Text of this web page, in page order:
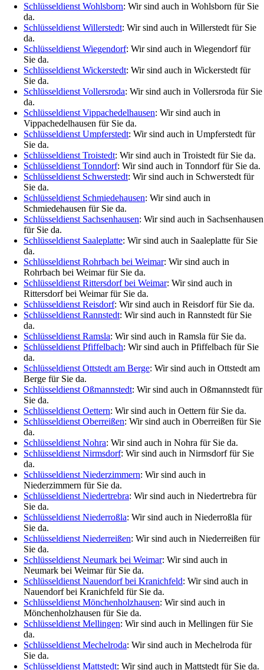
Schlüsseldienst Wohlsborn: Wir sind auch in Wohlsborn für Sie
da.
Schlüsseldienst Willerstedt: Wir sind auch in Willerstedt für Sie
da.
Schlüsseldienst Wiegendorf: Wir sind auch in Wiegendorf für
Sie da.
Schlüsseldienst Wickerstedt: Wir sind auch in Wickerstedt für
Sie da.
Schlüsseldienst Vollersroda: Wir sind auch in Vollersroda für Sie
da.
Schlüsseldienst Vippachedelhausen: Wir sind auch in
Vippachedelhausen für Sie da.
Schlüsseldienst Umpferstedt: Wir sind auch in Umpferstedt für
Sie da.
Schlüsseldienst Troistedt: Wir sind auch in Troistedt für Sie da.
Schlüsseldienst Tonndorf: Wir sind auch in Tonndorf für Sie da.
Schlüsseldienst Schwerstedt: Wir sind auch in Schwerstedt für
Sie da.
Schlüsseldienst Schmiedehausen: Wir sind auch in
Schmiedehausen für Sie da.
Schlüsseldienst Sachsenhausen: Wir sind auch in Sachsenhausen
für Sie da.
Schlüsseldienst Saaleplatte: Wir sind auch in Saaleplatte für Sie
da.
Schlüsseldienst Rohrbach bei Weimar: Wir sind auch in
Rohrbach bei Weimar für Sie da.
Schlüsseldienst Rittersdorf bei Weimar: Wir sind auch in
Rittersdorf bei Weimar für Sie da.
Schlüsseldienst Reisdorf: Wir sind auch in Reisdorf für Sie da.
Schlüsseldienst Rannstedt: Wir sind auch in Rannstedt für Sie
da.
Schlüsseldienst Ramsla: Wir sind auch in Ramsla für Sie da.
Schlüsseldienst Pfiffelbach: Wir sind auch in Pfiffelbach für Sie
da.
Schlüsseldienst Ottstedt am Berge: Wir sind auch in Ottstedt am
Berge für Sie da.
Schlüsseldienst Oßmannstedt: Wir sind auch in Oßmannstedt für
Sie da.
Schlüsseldienst Oettern: Wir sind auch in Oettern für Sie da.
Schlüsseldienst Oberreißen: Wir sind auch in Oberreißen für Sie
da.
Schlüsseldienst Nohra: Wir sind auch in Nohra für Sie da.
Schlüsseldienst Nirmsdorf: Wir sind auch in Nirmsdorf für Sie
da.
Schlüsseldienst Niederzimmern: Wir sind auch in
Niederzimmern für Sie da.
Schlüsseldienst Niedertrebra: Wir sind auch in Niedertrebra für
Sie da.
Schlüsseldienst Niederroßla: Wir sind auch in Niederroßla für
Sie da.
Schlüsseldienst Niederreißen: Wir sind auch in Niederreißen für
Sie da.
Schlüsseldienst Neumark bei Weimar: Wir sind auch in
Neumark bei Weimar für Sie da.
Schlüsseldienst Nauendorf bei Kranichfeld: Wir sind auch in
Nauendorf bei Kranichfeld für Sie da.
Schlüsseldienst Mönchenholzhausen: Wir sind auch in
Mönchenholzhausen für Sie da.
Schlüsseldienst Mellingen: Wir sind auch in Mellingen für Sie
da.
Schlüsseldienst Mechelroda: Wir sind auch in Mechelroda für
Sie da.
Schlüsseldienst Mattstedt: Wir sind auch in Mattstedt für Sie da.